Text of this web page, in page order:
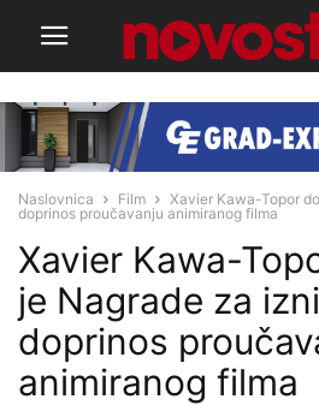
Naslovnica Film
Xavier Kawa-Topor
doprinos proučavanju animiranog filma
Xavier Kawa-
je Nagrade za
doprinos
animiranog filma